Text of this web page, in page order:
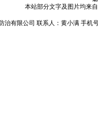
本站部分文字及图片均来
治有限公司 联系人：黄小满 手机